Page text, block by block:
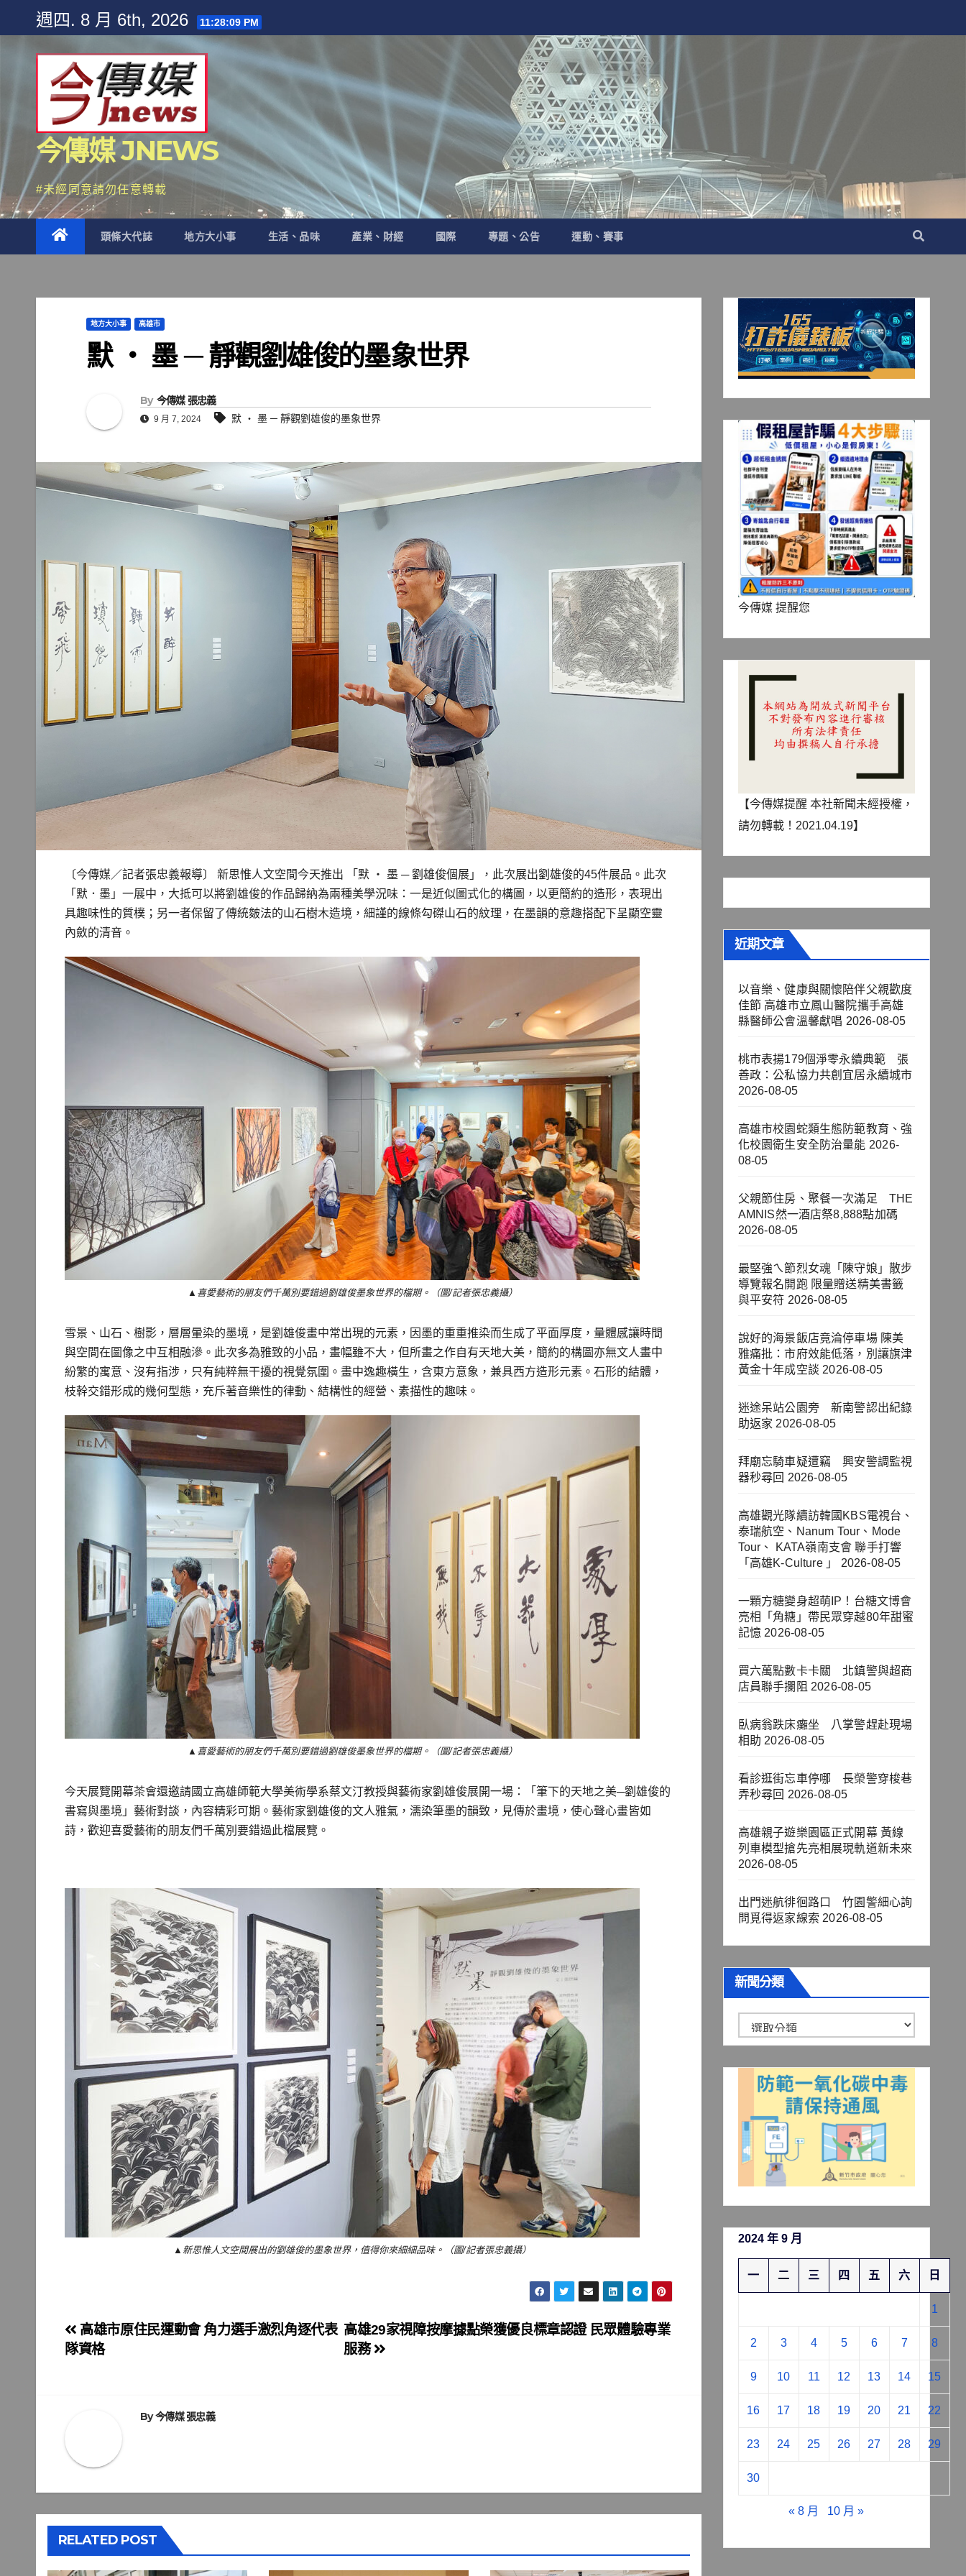
content
週四. 8 月 6th, 2026 11:28:11 PM
今傳媒 JNEWS
#未經同意請勿任意轉載
頭條大代誌 地方大小事 生活、品味 產業、財經 國際 專題、公告 運動、賽事
地方大小事 高雄市
默 ‧ 墨 ─ 靜觀劉雄俊的墨象世界
By 今傳媒 張忠義
9 月 7, 2024 默 ‧ 墨 ─ 靜觀劉雄俊的墨象世界
〔今傳媒／記者張忠義報導〕 新思惟人文空間今天推出 「默 ‧ 墨 ─ 劉雄俊個展」，此次展出劉雄俊的45件展品。此次
「默．墨」一展中，大抵可以將劉雄俊的作品歸納為兩種美學況味：一是近似圖式化的構圖，以更簡約的造形，表現出
具趣味性的質樸；另一者保留了傳統皴法的山石樹木造境，細謹的線條勾磔山石的紋理，在墨韻的意趣搭配下呈顯空靈
內斂的清音。
▲喜愛藝術的朋友們千萬別要錯過劉雄俊墨象世界的檔期。（圖/記者張忠義攝）
雪景、山石、樹影，層層暈染的墨境，是劉雄俊畫中常出現的元素，因墨的重重推染而生成了平面厚度，量體感讓時間
與空間在圖像之中互相融滲。此次多為雅致的小品，畫幅雖不大，但所畫之作自有天地大美，簡約的構圖亦無文人畫中
紛繁的寓意、沒有指涉，只有純粹無干擾的視覺氛圍。畫中逸趣橫生，含東方意象，兼具西方造形元素。石形的結體，
枝幹交錯形成的幾何型態，充斥著音樂性的律動、結構性的經營、素描性的趣味。
▲喜愛藝術的朋友們千萬別要錯過劉雄俊墨象世界的檔期。（圖/記者張忠義攝）
今天展覽開幕茶會還邀請國立高雄師範大學美術學系蔡文汀教授與藝術家劉雄俊展開一場：「筆下的天地之美─劉雄俊的
書寫與墨境」藝術對談，內容精彩可期。藝術家劉雄俊的文人雅氣，濡染筆墨的韻致，見傳於畫境，使心聲心畫皆如
詩，歡迎喜愛藝術的朋友們千萬別要錯過此檔展覽。
▲新思惟人文空間展出的劉雄俊的墨象世界，值得你來細細品味。（圖/記者張忠義攝）
文
章
高雄29家視障按摩據點榮獲優良標章認證 民眾體驗專業
服務
高雄市原住民運動會 角力選手激烈角逐代表
隊資格
By今傳媒 張忠義
RELATED POST
今傳媒 提醒您
【今傳媒提醒 本社新聞未經授權，
請勿轉載！2021.04.19】
近期文章
以音樂、健康與關懷陪伴父親歡度
佳節 高雄市立鳳山醫院攜手高雄
縣醫師公會溫馨獻唱 2026-08-05
桃市表揚179個淨零永續典範 張
善政：公私協力共創宜居永續城市
2026-08-05
高雄市校園蛇類生態防範教育、強
化校園衛生安全防治量能 2026-
08-05
父親節住房、聚餐一次滿足 THE
AMNIS然一酒店祭8,888點加碼
2026-08-05
最堅強ㄟ節烈女魂「陳守娘」散步
導覽報名開跑 限量贈送精美書籤
與平安符 2026-08-05
說好的海景飯店竟淪停車場 陳美
雅痛批：市府效能低落，別讓旗津
黃金十年成空談 2026-08-05
迷途呆站公園旁 新南警認出紀錄
助返家 2026-08-05
拜廟忘騎車疑遭竊 興安警調監視
器秒尋回 2026-08-05
高雄觀光隊續訪韓國KBS電視台、
泰瑞航空、Nanum Tour、Mode
Tour、 KATA嶺南支會 聯手打響
「高雄K-Culture 」
2026-08-05
一顆方糖變身超萌IP！台糖文博會
亮相「角糖」帶民眾穿越80年甜蜜
記憶 2026-08-05
買六萬點數卡卡關 北鎮警與超商
店員聯手攔阻 2026-08-05
臥病翁跌床癱坐 八掌警趕赴現場
相助 2026-08-05
看診逛街忘車停哪 長榮警穿梭巷
弄秒尋回 2026-08-05
高雄親子遊樂園區正式開幕 黃線
列車模型搶先亮相展現軌道新未來
2026-08-05
出門迷航徘徊路口 竹園警細心詢
問覓得返家線索 2026-08-05
新聞分類
聞
分
2024 年 9 月
一 二 三 四 五 六 日
1
2 3 4 5 6 7 8
9 10 11 12 13 14 15
16 17 18 19 20 21 22
23 24 25 26 27 28 29
30
« 8 月 10 月 »